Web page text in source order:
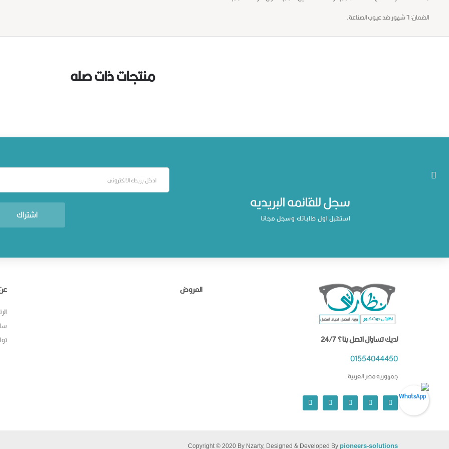
الضمان: ٦ شهور ضد عيوب الصناعة.
منتجات ذات صله
سجل للقائمه البريديه
استقبل اول طلباتك وسجل مجانا اشتراك
لديك تساؤل اتصل بنا؟ 24/7
01554044450
جمهوريه مصر العربية
العروض
Copyright © 2020 By Nzarty, Designed & Developed By pioneers-solutions